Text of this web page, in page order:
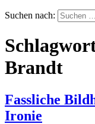
Suchen nach:
Brandt
Fassliche
Ironie